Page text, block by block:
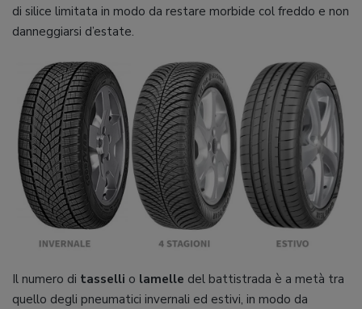
di silice limitata in modo da restare morbide col freddo e non
danneggiarsi d’estate.
Il numero di tasselli o lamelle del battistrada è a metà tra
quello degli pneumatici invernali ed estivi, in modo da